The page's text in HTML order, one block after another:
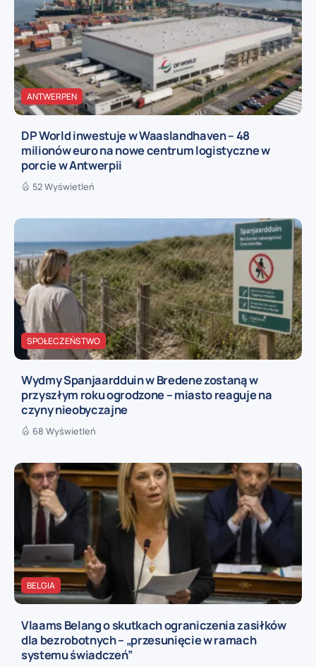
ANTWERPEN
DP World inwestuje w Waaslandhaven – 48
milionów euro na nowe centrum logistyczne w
porcie w Antwerpii
52 Wyświetleń
SPOŁECZEŃSTWO
Wydmy Spanjaardduin w Bredene zostaną w
przyszłym roku ogrodzone – miasto reaguje na
czyny nieobyczajne
68 Wyświetleń
BELGIA
Vlaams Belang o skutkach ograniczenia zasiłków
dla bezrobotnych – „przesunięcie w ramach
systemu świadczeń”